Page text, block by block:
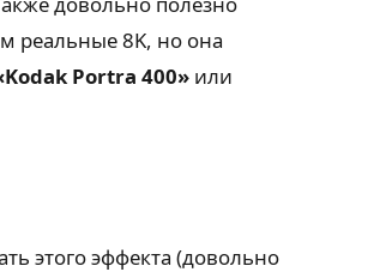
реальные 8K, но она
Portra 400» или
этого эффекта (довольно